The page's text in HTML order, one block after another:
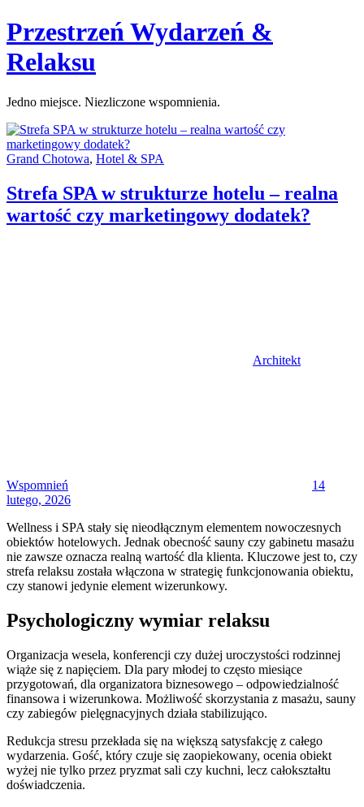
Skip
to
content
Przestrzeń Wydarzeń &
Relaksu
Jedno miejsce. Niezliczone wspomnienia.
Categories:
Grand Chotowa, Hotel & SPA
Strefa SPA w strukturze hotelu – realna
wartość czy marketingowy dodatek?
Architekt
Wspomnień
14
lutego, 2026
Wellness i SPA stały się nieodłącznym elementem nowoczesnych
obiektów hotelowych. Jednak obecność sauny czy gabinetu masażu
nie zawsze oznacza realną wartość dla klienta. Kluczowe jest to, czy
strefa relaksu została włączona w strategię funkcjonowania obiektu,
czy stanowi jedynie element wizerunkowy.
Psychologiczny wymiar relaksu
Organizacja wesela, konferencji czy dużej uroczystości rodzinnej
wiąże się z napięciem. Dla pary młodej to często miesiące
przygotowań, dla organizatora biznesowego – odpowiedzialność
finansowa i wizerunkowa. Możliwość skorzystania z masażu, sauny
czy zabiegów pielęgnacyjnych działa stabilizująco.
Redukcja stresu przekłada się na większą satysfakcję z całego
wydarzenia. Gość, który czuje się zaopiekowany, ocenia obiekt
wyżej nie tylko przez pryzmat sali czy kuchni, lecz całokształtu
doświadczenia.